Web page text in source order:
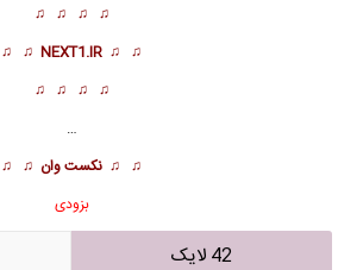
♫ ♫ ♫ ♫
♫ ♫
NEXT1.IR
♫ ♫
♫ ♫ ♫ ♫
…
♫ ♫ نکست وان ♫ ♫
بزودی
42 لایک